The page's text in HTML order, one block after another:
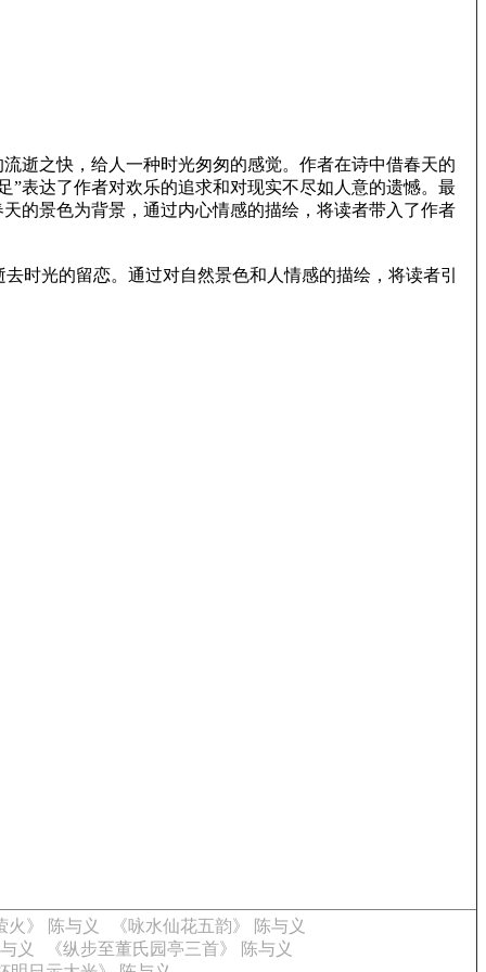
逝之快，给人一种时光匆匆的感觉。作者在诗中借春天的
表达了作者对欢乐的追求和对现实不尽如人意的遗憾。最
的景色为背景，通过内心情感的描绘，将读者带入了作者
时光的留恋。通过对自然景色和人情感的描绘，将读者引
火》 陈与义
《咏水仙花五韵》 陈与义
义
《纵步至董氏园亭三首》 陈与义